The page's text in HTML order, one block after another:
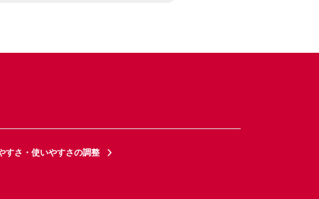
すさ・使いやすさの調整